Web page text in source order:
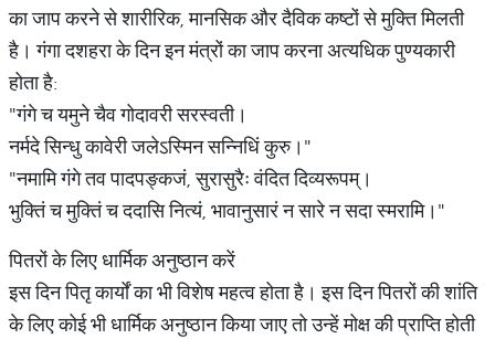
का जाप करने से शारीरिक, मानसिक और दैविक कष्टों से मुक्ति मिलती
है। गंगा दशहरा के दिन इन मंत्रों का जाप करना अत्यधिक पुण्यकारी
होता है:
"गंगे च यमुने चैव गोदावरी सरस्वती।
नर्मदे सिन्धु कावेरी जलेऽस्मिन सन्निधिं कुरु।"
"नमामि गंगे तव पादपङ्कजं, सुरासुरैः वंदित दिव्यरूपम्।
भुक्तिं च मुक्तिं च ददासि नित्यं, भावानुसारं न सारे न सदा स्मरामि।"
पितरों के लिए धार्मिक अनुष्ठान करें
इस दिन पितृ कार्यों का भी विशेष महत्व होता है। इस दिन पितरों की शांति
के लिए कोई भी धार्मिक अनुष्ठान किया जाए तो उन्हें मोक्ष की प्राप्ति होती